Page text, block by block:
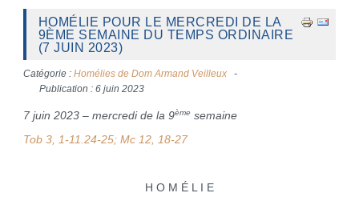
HOMÉLIE POUR LE MERCREDI DE LA
9ÈME SEMAINE DU TEMPS ORDINAIRE
(7 JUIN 2023)
Catégorie : Homélies de Dom Armand Veilleux
Publication : 6 juin 2023
7 juin 2023 – mercredi de la 9ème semaine
Tob 3, 1-11.24-25; Mc 12, 18-27
H O M É L I E